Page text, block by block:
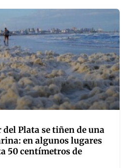
del Plata se tiñen de una
en algunos lugares
50 centímetros de